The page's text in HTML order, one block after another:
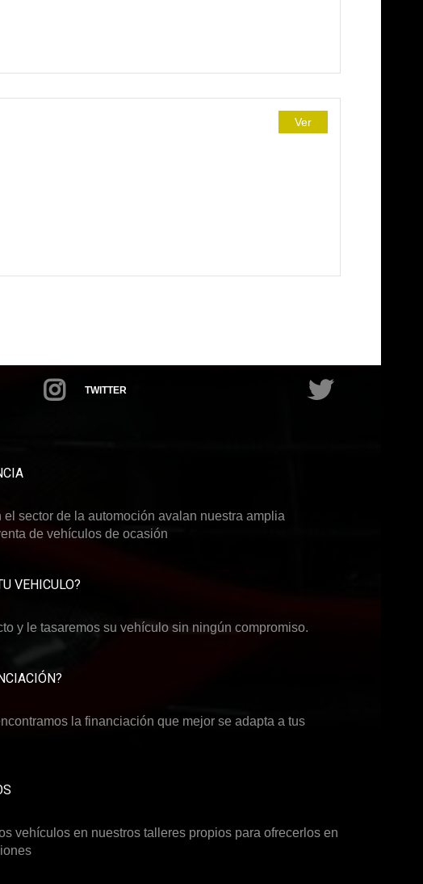
Ver
TWITTER
el sector de la automoción avalan nuestra amplia
de vehículos de ocasión
VEHICULO?
y le tasaremos su vehículo sin ningún compromiso.
la financiación que mejor se adapta a tus
vehículos en nuestros talleres propios para ofrecerlos en